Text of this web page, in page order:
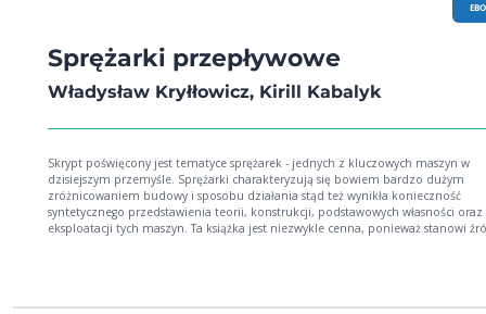
Sprężarki przepływowe
Władysław Kryłłowicz, Kirill Kabalyk
Skrypt poświęcony jest tematyce sprężarek - jednych z kluczowych maszyn w
dzisiejszym przemyśle. Sprężarki charakteryzują się bowiem bardzo dużym
zróżnicowaniem budowy i sposobu działania stąd też wynikła konieczność
syntetycznego przedstawienia teorii, konstrukcji, podstawowych własności oraz
eksploatacji tych maszyn. Ta książka jest niezwykle cenna, ponieważ stanowi